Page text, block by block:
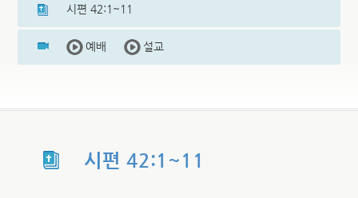
시편 42:1~11
예배 설교
시편 42:1~11